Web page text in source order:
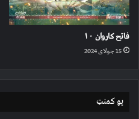
فاتح کاروان ۱۰
15 جولای 2024
یو کمنټ